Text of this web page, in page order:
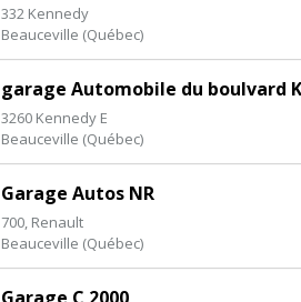
332 Kennedy
Beauceville (Québec)
garage Automobile du boulvard
3260 Kennedy E
Beauceville (Québec)
Garage Autos NR
700, Renault
Beauceville (Québec)